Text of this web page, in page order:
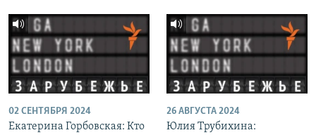
02 СЕНТЯБРЯ 2024
Екатерина Горбовская: Кто
26 АВГУСТА 2024
Юлия Трубихина: